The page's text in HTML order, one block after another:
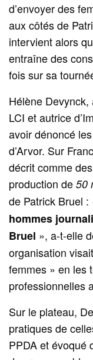
d’envoyer des
aux côtés de
intervient alors
entraîne des
fois sur sa
Hélène
LCI et autrice
avoir dénoncé
d’Arvor. Sur
décrit comme
production de50
de Patrick Bruel
hommes
Bruel », a-t-elle
organisation
femmes » en les
professionnelles
Sur le plateau,
pratiques de
PPDA et évoqué